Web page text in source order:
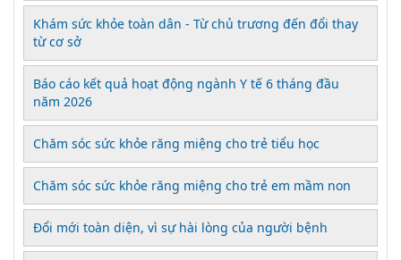
Khám sức khỏe toàn dân - Từ chủ trương đến đổi thay
từ cơ sở
Báo cáo kết quả hoạt động ngành Y tế 6 tháng đầu
năm 2026
Chăm sóc sức khỏe răng miệng cho trẻ tiểu học
Chăm sóc sức khỏe răng miệng cho trẻ em mầm non
Đổi mới toàn diện, vì sự hài lòng của người bệnh